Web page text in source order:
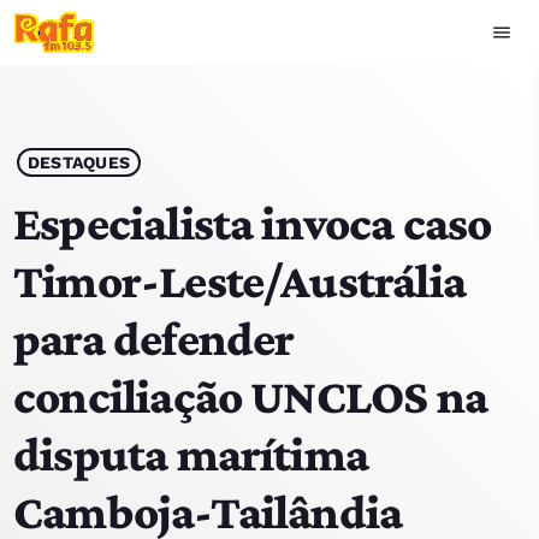
menu
play_arrow OUVIR RAFA
HOME
NOTÍCIAS
EQUIPA
TOP 15
PODCASTS
DESTAQUES
Especialista invoca caso
Timor-Leste/Austrália
para defender
conciliação UNCLOS na
disputa marítima
Camboja-Tailândia